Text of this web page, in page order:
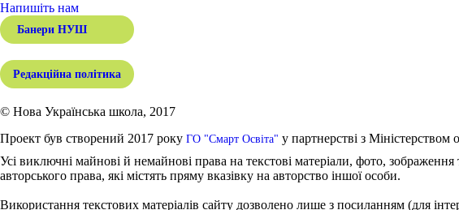
Напишіть нам
Банери НУШ
Редакційна політика
© Нова Українська школа, 2017
Проект був створений 2017 року ГО "Смарт Освіта" у партнерстві з
Усі виключні майнові й немайнові права на текстові матеріали, фото,
авторського права, які містять пряму вказівку на авторство іншої особи.
Використання текстових матеріалів сайту дозволено лише з посиланням (для